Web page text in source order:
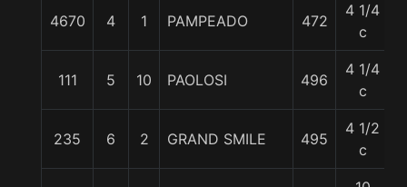
4670 4 1 PAMPEADO 472
4 1/4
c
111 5 10 PAOLOSI 496
4 1/4
c
235 6 2 GRAND SMILE 495
4 1/2
c